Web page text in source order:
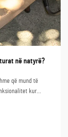
në natyrë?
që mund të
kur